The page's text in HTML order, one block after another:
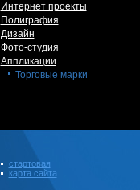
Интернет проекты
Полиграфия
Дизайн
Фото-студия
Аппликации
Торговые марки
стартовая
карта сайта